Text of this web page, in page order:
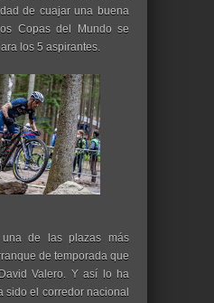
de cuajar una buena
Copas del Mundo se
los 5 aspirantes.
de las plazas más
de temporada que
Valero. Y así lo ha
sido el corredor nacional